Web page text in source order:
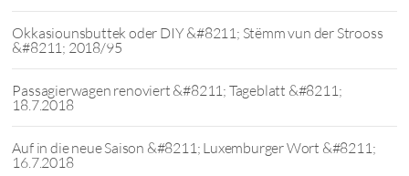
Okkasiounsbuttek oder DIY &#8211; Stëmm vun der Strooss
&#8211; 2018/95
Passagierwagen renoviert &#8211; Tageblatt &#8211;
18.7.2018
Auf in die neue Saison &#8211; Luxemburger Wort &#8211;
16.7.2018